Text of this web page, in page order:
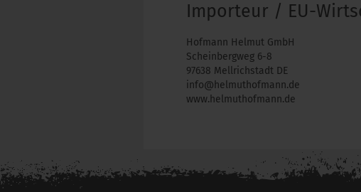
Importeur / EU-
Hofmann Helmut GmbH
Scheinbergweg 6-8
97638 Mellrichstadt DE
info@helmuthofmann.de
www.helmuthofmann.de